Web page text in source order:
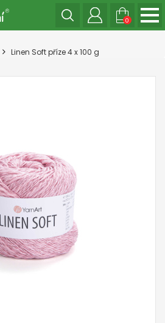
0
Linen Soft příze 4 x 100 g